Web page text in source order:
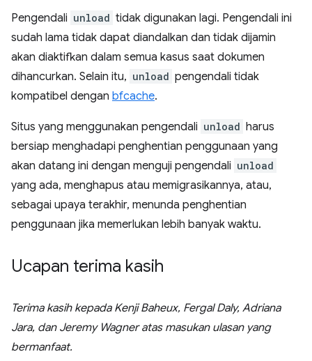
Pengendali unload tidak digunakan lagi. Pengendali ini
sudah lama tidak dapat diandalkan dan tidak dijamin
akan diaktifkan dalam semua kasus saat dokumen
dihancurkan. Selain itu, unload pengendali tidak
kompatibel dengan bfcache.
Situs yang menggunakan pengendali unload harus
bersiap menghadapi penghentian penggunaan yang
akan datang ini dengan menguji pengendali unload
yang ada, menghapus atau memigrasikannya, atau,
sebagai upaya terakhir, menunda penghentian
penggunaan jika memerlukan lebih banyak waktu.
Ucapan terima kasih
Terima kasih kepada Kenji Baheux, Fergal Daly, Adriana
Jara, dan Jeremy Wagner atas masukan ulasan yang
bermanfaat.